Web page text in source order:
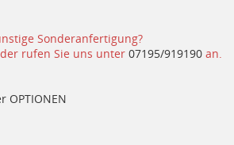
Sonderanfertigung?
rufen Sie uns unter 07195/919190 an.
OPTIONEN